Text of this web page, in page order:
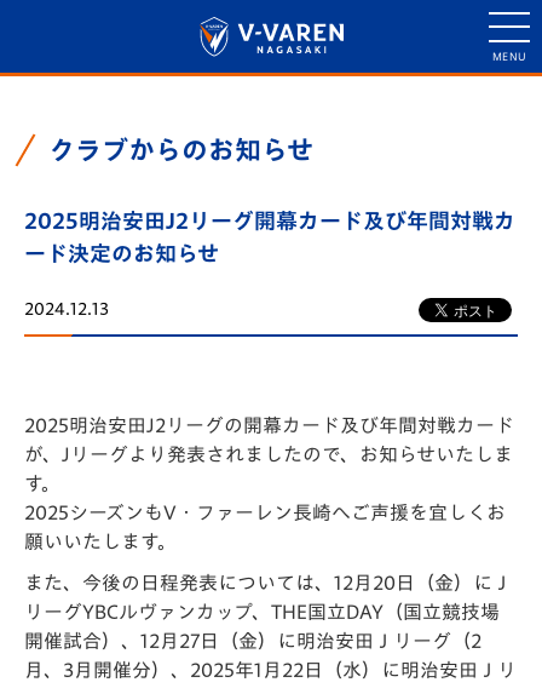
クラブからのお知らせ
2025明治安田J2リーグ開幕カード及び年間対戦カ
ード決定のお知らせ
2024.12.13
2025明治安田J2リーグの開幕カード及び年間対戦カード
が、Jリーグより発表されましたので、お知らせいたしま
す。
2025シーズンもV・ファーレン長崎へご声援を宜しくお
願いいたします。
また、今後の日程発表については、12月20日（金）にＪ
リーグYBCルヴァンカップ、THE国立DAY（国立競技場
開催試合）、12月27日（金）に明治安田Ｊリーグ（2
月、3月開催分）、2025年1月22日（水）に明治安田Ｊリ